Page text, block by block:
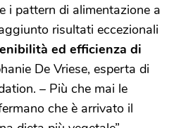
i pattern di alimentazione a
risultati eccezionali
ed efficienza di
De Vriese, esperta di
– Più che mai le
che è arrivato il